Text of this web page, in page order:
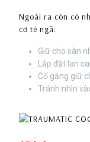
Ngoài ra còn có
cơ té ngã:
Giữ cho sàn
Lắp đặt lan
Cố gắng giữ
Tránh nhìn